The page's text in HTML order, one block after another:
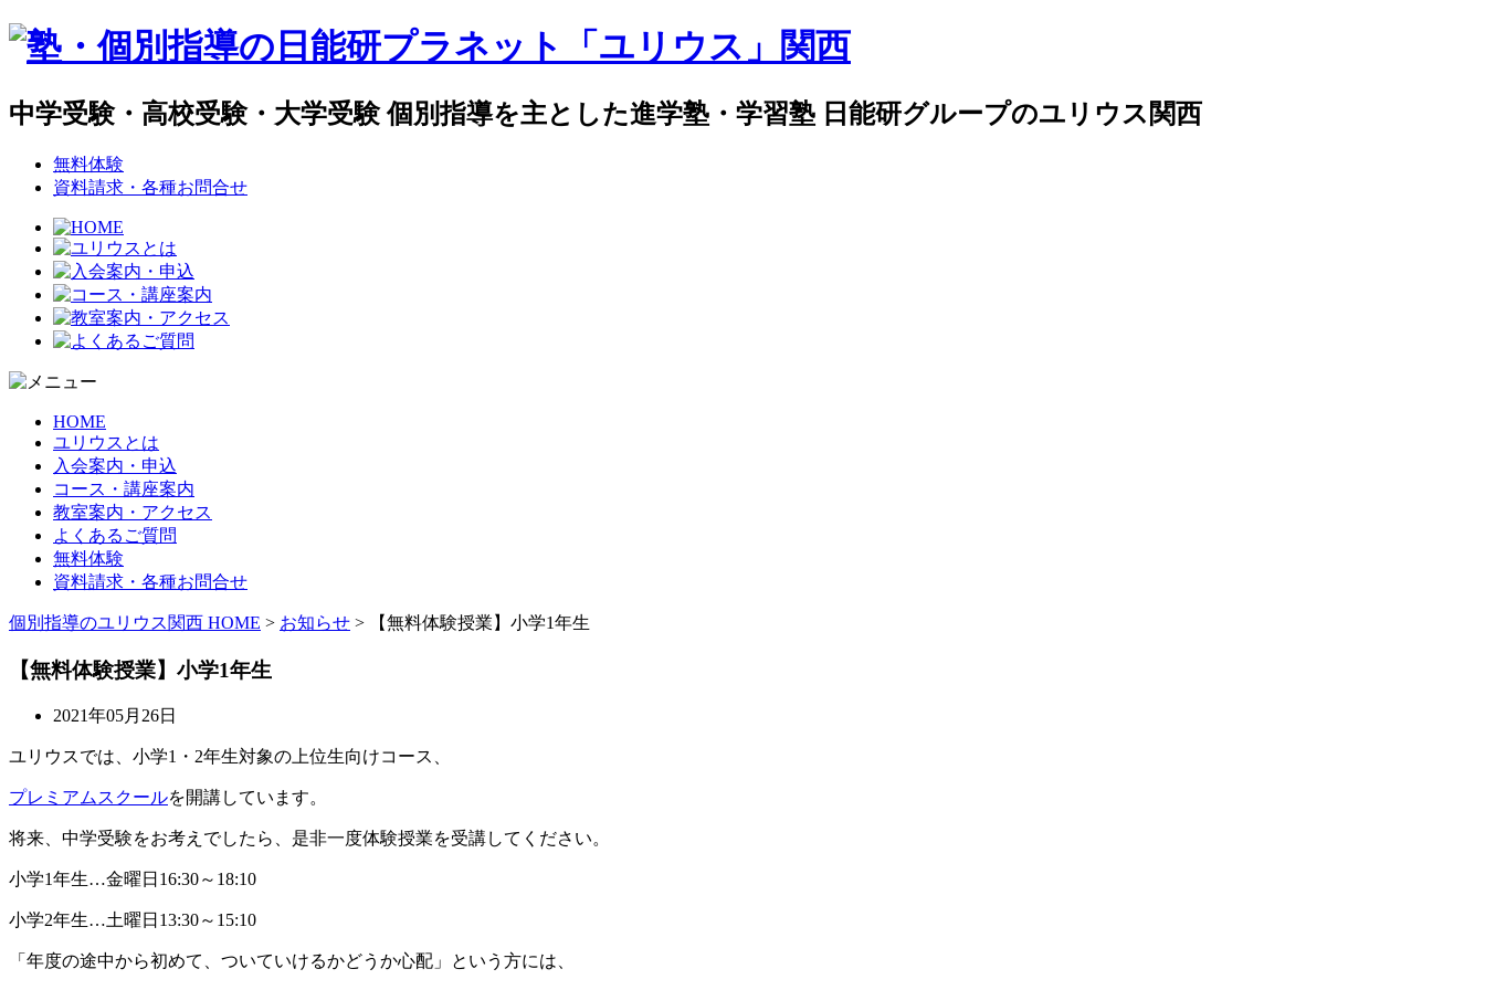
中学受験・高校受験・大学受験 個別指導を主とした進学塾・学習塾 日能研グループのユリウス関西
無料体験
資料請求・各種お問合せ
HOME
ユリウスとは
入会案内・申込
コース・講座案内
教室案内・アクセス
よくあるご質問
無料体験
資料請求・各種お問合せ
個別指導のユリウス関西 HOME > お知らせ > 【無料体験授業】小学1年生
【無料体験授業】小学1年生
2021年05月26日
ユリウスでは、小学1・2年生対象の上位生向けコース、
プレミアムスクールを開講しています。
将来、中学受験をお考えでしたら、是非一度体験授業を受講してください。
小学1年生…金曜日16:30～18:10
小学2年生…土曜日13:30～15:10
「年度の途中から初めて、ついていけるかどうか心配」という方には、